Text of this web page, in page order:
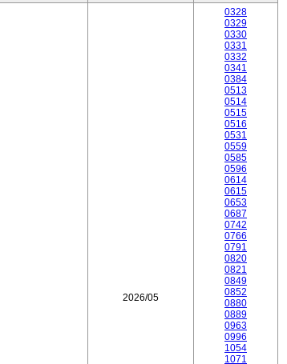
2026/05
0328
0329
0330
0331
0332
0341
0384
0513
0514
0515
0516
0531
0559
0585
0596
0614
0615
0653
0687
0742
0766
0791
0820
0821
0849
0852
0880
0889
0963
0996
1054
1071